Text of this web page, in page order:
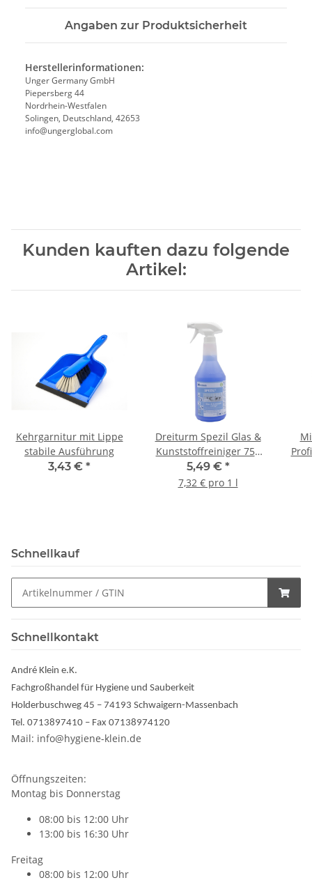
Angaben zur Produktsicherheit
Herstellerinformationen:
Unger Germany GmbH
Piepersberg 44
Nordrhein-Westfalen
Solingen, Deutschland, 42653
info@ungerglobal.com
Kunden kauften dazu folgende
Artikel:
Kehrgarnitur mit Lippe
stabile Ausführung
3,43 € *
Dreiturm Spezil Glas &
Kunststoffreiniger 750
ml Schaumsprühflasche
5,49 € *
7,32 € pro 1 l
Schnellkauf
Schnellkontakt
André Klein e.K.
Fachgroßhandel für Hygiene und Sauberkeit
Holderbuschweg 45 – 74193 Schwaigern-Massenbach
Tel. 0713897410 – Fax 07138974120
Mail: info@hygiene-klein.de
Öffnungszeiten:
Montag bis Donnerstag
08:00 bis 12:00 Uhr
13:00 bis 16:30 Uhr
Freitag
08:00 bis 12:00 Uhr